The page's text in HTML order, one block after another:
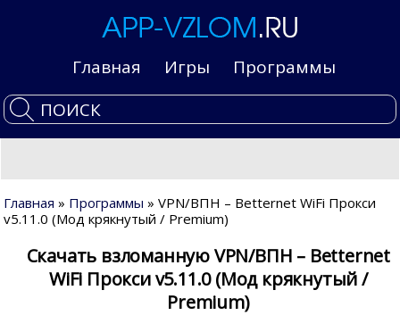
Главная Игры Программы
Главная » Программы » VPN/ВПН – Betternet WiFi Прокси
v5.11.0 (Мод крякнутый / Premium)
Скачать взломанную VPN/ВПН – Betternet
WiFi Прокси v5.11.0 (Мод крякнутый /
Premium)